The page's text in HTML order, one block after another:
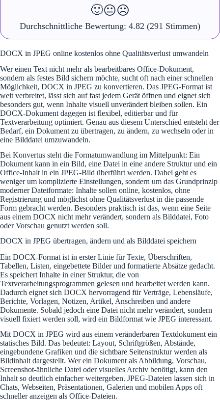
🙂😐☹️
Durchschnittliche Bewertung: 4.82 (291 Stimmen)
DOCX in JPEG online kostenlos ohne Qualitätsverlust umwandeln
Wer einen Text nicht mehr als bearbeitbares Office-Dokument,
sondern als festes Bild sichern möchte, sucht oft nach einer schnellen
Möglichkeit, DOCX in JPEG zu konvertieren. Das JPEG-Format ist
weit verbreitet, lässt sich auf fast jedem Gerät öffnen und eignet sich
besonders gut, wenn Inhalte visuell unverändert bleiben sollen. Ein
DOCX-Dokument dagegen ist flexibel, editierbar und für
Textverarbeitung optimiert. Genau aus diesem Unterschied entsteht der
Bedarf, ein Dokument zu übertragen, zu ändern, zu wechseln oder in
eine Bilddatei umzuwandeln.
Bei Konvertus steht die Formatumwandlung im Mittelpunkt: Ein
Dokument kann in ein Bild, eine Datei in eine andere Struktur und ein
Office-Inhalt in ein JPEG-Bild überführt werden. Dabei geht es
weniger um komplizierte Einstellungen, sondern um das Grundprinzip
moderner Dateiformate: Inhalte sollen online, kostenlos, ohne
Registrierung und möglichst ohne Qualitätsverlust in die passende
Form gebracht werden. Besonders praktisch ist das, wenn eine Seite
aus einem DOCX nicht mehr verändert, sondern als Bilddatei, Foto
oder Vorschau genutzt werden soll.
DOCX in JPEG übertragen, ändern und als Bilddatei speichern
Ein DOCX-Format ist in erster Linie für Texte, Überschriften,
Tabellen, Listen, eingebettete Bilder und formatierte Absätze gedacht.
Es speichert Inhalte in einer Struktur, die von
Textverarbeitungsprogrammen gelesen und bearbeitet werden kann.
Dadurch eignet sich DOCX hervorragend für Verträge, Lebensläufe,
Berichte, Vorlagen, Notizen, Artikel, Anschreiben und andere
Dokumente. Sobald jedoch eine Datei nicht mehr verändert, sondern
visuell fixiert werden soll, wird ein Bildformat wie JPEG interessant.
Mit DOCX in JPEG wird aus einem veränderbaren Textdokument ein
statisches Bild. Das bedeutet: Layout, Schriftgrößen, Abstände,
eingebundene Grafiken und die sichtbare Seitenstruktur werden als
Bildinhalt dargestellt. Wer ein Dokument als Abbildung, Vorschau,
Screenshot-ähnliche Datei oder visuelles Archiv benötigt, kann den
Inhalt so deutlich einfacher weitergeben. JPEG-Dateien lassen sich in
Chats, Webseiten, Präsentationen, Galerien und mobilen Apps oft
schneller anzeigen als Office-Dateien.